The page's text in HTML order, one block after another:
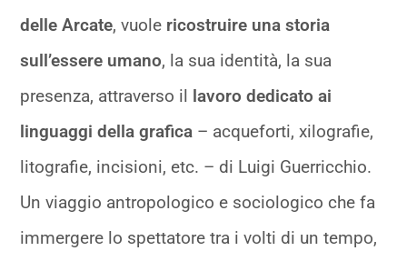
delle Arcate, vuole ricostruire una storia
sull’essere umano, la sua identità, la sua
presenza, attraverso il lavoro dedicato ai
linguaggi della grafica – acqueforti, xilografie,
litografie, incisioni, etc. – di Luigi Guerricchio.
Un viaggio antropologico e sociologico che fa
immergere lo spettatore tra i volti di un tempo,